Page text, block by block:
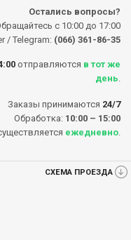
Остались вопросы?
с 10:00 до 17:00
/ Telegram: (066) 361-86-35
отправляются в тот же
день
Заказы принимаются 24/7
Обработка: 10:00 – 15:00
ежедневно
СХЕМА ПРОЕЗДА